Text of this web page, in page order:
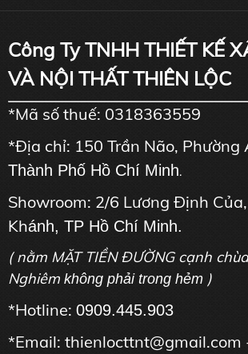
Công Ty TNHH THIẾT KẾ
VÀ NỘI THẤT THIÊN LỘC
*Mã số thuế: 0318363559
*Địa chỉ: 150 Trần Não, Phường
Thành Phố Hồ Chí Minh.
Showroom: 2/6 Lương Định
Khánh, TP Hồ Chí Minh.
( nằm MẶT TIỀN ĐƯỜNG cạnh
Nghiêm không phải trong hẻm )
*Hotline: 0909.445.903
*Email: thienlocttnt@gmail.com